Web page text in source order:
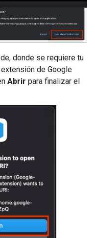
donde se requiere tu
de Google
Abrir para finalizar el